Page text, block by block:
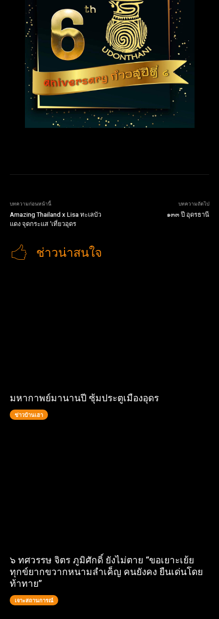
บทความก่อนหน้านี้
Amazing Thailand x Lisa ทะเลบัว
แดง จุดกระแส ‘เที่ยวอุดร
บทความถัดไป
๑๓๓ ปี อุดรธานี
ช่าวน่าสนใจ
มหากาพย์มานานปี ซุ้มประตูเมืองอุดร
ข่าวบ้านเฮา
๖ ทศวรรษ จิตร ภูมิศักดิ์ ยังไม่ตาย “ขอเยาะเย้ย
ทุกข์ยากขวากหนามลำเค็ญ คนยังคง ยืนเด่นโดย
ท้าทาย”
เจาะสถานการณ์